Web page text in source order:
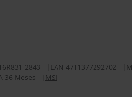
2843 EAN 4711377292702
36 Meses
MSI